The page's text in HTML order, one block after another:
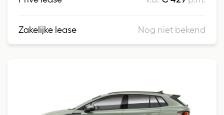
Zakelijke lease Nog niet bekend